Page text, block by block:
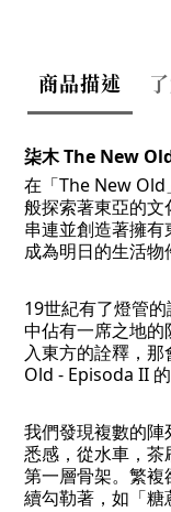
商品描述
柒木 The New
在「The New Old
般探索著東亞的文
串連並創造著擁
成為明日的生活物
19世紀有了燈管
中佔有一席之地
入東方的詮釋，
Old - Episoda II 的
我們發現複數的
悉感，從水車，
第一層骨架。繁
續勾勒著，如「糖